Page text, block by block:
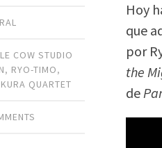
COW STUDIO
, RYO-TIMO,
QUARTET
Hoy
que
por
the
de